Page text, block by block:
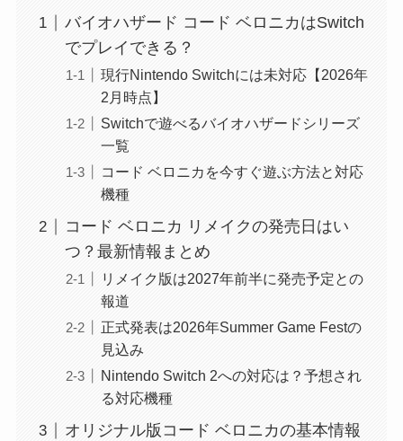
バイオハザード コード ベロニカはSwitch
でプレイできる？
現行Nintendo Switchには未対応【2026年
2月時点】
Switchで遊べるバイオハザードシリーズ
一覧
コード ベロニカを今すぐ遊ぶ方法と対応
機種
コード ベロニカ リメイクの発売日はい
つ？最新情報まとめ
リメイク版は2027年前半に発売予定との
報道
正式発表は2026年Summer Game Festの
見込み
Nintendo Switch 2への対応は？予想され
る対応機種
オリジナル版コード ベロニカの基本情報